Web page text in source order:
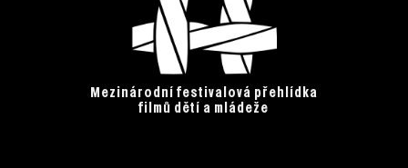
Mezinárodní festivalová přehlídka
filmů dětí a mládeže